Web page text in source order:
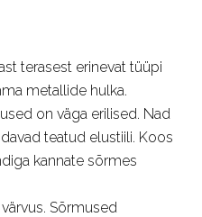
terasest erinevat tüüpi
metallide hulka.
on väga erilised. Nad
teatud elustiili. Koos
kannate sõrmes
Sõrmused